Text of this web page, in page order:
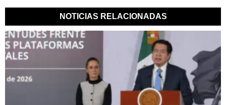
NOTICIAS RELACIONADAS